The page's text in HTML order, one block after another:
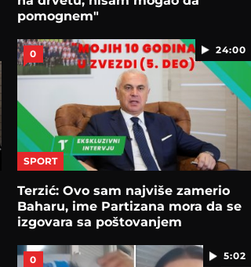
pomognem"
24:00
0
SPORT
Terzić: Ovo sam najviše zamerio
Baharu, ime Partizana mora da se
izgovara sa poštovanjem
5:02
0